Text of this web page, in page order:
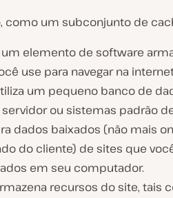
o
d
z
r
v
e
como um subconjunto de
um elemento de software
use para navegar na
um pequeno banco de
servidor ou sistemas padrão
dados baixados (não mais
do cliente) de sites que
em seu computador.
recursos do site, tais